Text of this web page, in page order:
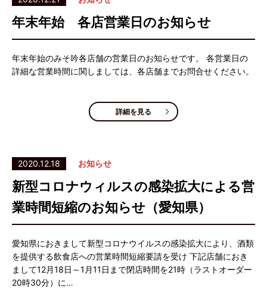
年末年始 各店営業日のお知らせ
年末年始のみそ吟各店舗の営業日のお知らせです。 各営業日の
詳細な営業時間に関しましては、各店舗までお問合せください。
詳細を見る
2020.12.18 お知らせ
新型コロナウィルスの感染拡大による営
業時間短縮のお知らせ（愛知県）
愛知県におきまして新型コロナウイルスの感染拡大により、酒類
を提供する飲食店への営業時間短縮要請を受け 下記店舗におき
まして12月18日～1月11日まで閉店時間を21時（ラストオーダー
20時30分）に…